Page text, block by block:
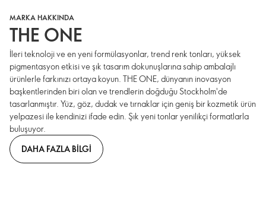
MARKA HAKKINDA
THE ONE
İleri teknoloji ve en yeni formülasyonlar, trend renk tonları, yüksek
pigmentasyon etkisi ve şık tasarım dokunuşlarına sahip ambalajlı
ürünlerle farkınızı ortaya koyun. THE ONE, dünyanın inovasyon
başkentlerinden biri olan ve trendlerin doğduğu Stockholm'de
tasarlanmıştır. Yüz, göz, dudak ve tırnaklar için geniş bir kozmetik ürün
yelpazesi ile kendinizi ifade edin. Şık yeni tonlar yenilikçi formatlarla
buluşuyor.
DAHA FAZLA BILGI